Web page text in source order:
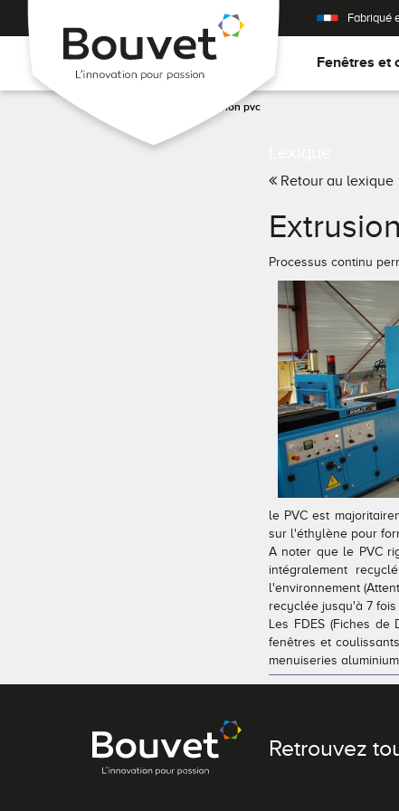
Fabriqué
Fenêtres et
Extrusion pvc
Retour au lexique
Processus continu
le PVC est
sur l'éthylène pour
A noter que le PVC
intégralement
l'environnement
recyclée jusqu'à 7
Les FDES (Fiches
fenêtres et
menuiseries
Retrouvez